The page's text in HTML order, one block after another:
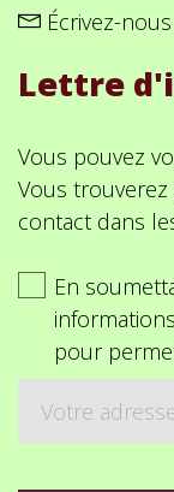
Écrivez-nous
Lettre
Vous pouvez
Vous
contact dans
En
pour